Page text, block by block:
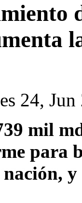
24, Jun
mil
para